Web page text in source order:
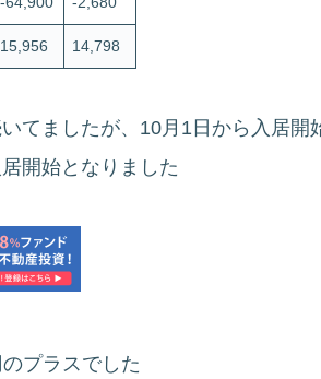
15,956 14,798
てましたが、10月1日から入居
開始となりました
プラスでした